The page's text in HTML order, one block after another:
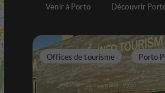
Venir à Porto Découvrir
Offices de tourisme Porto